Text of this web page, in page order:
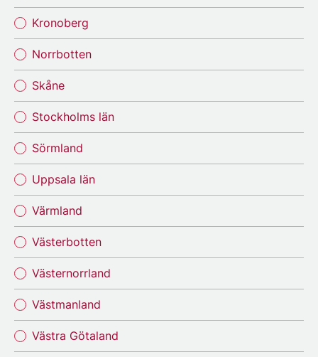
Kronoberg
Norrbotten
Skåne
Stockholms län
Sörmland
Uppsala län
Värmland
Västerbotten
Västernorrland
Västmanland
Västra Götaland